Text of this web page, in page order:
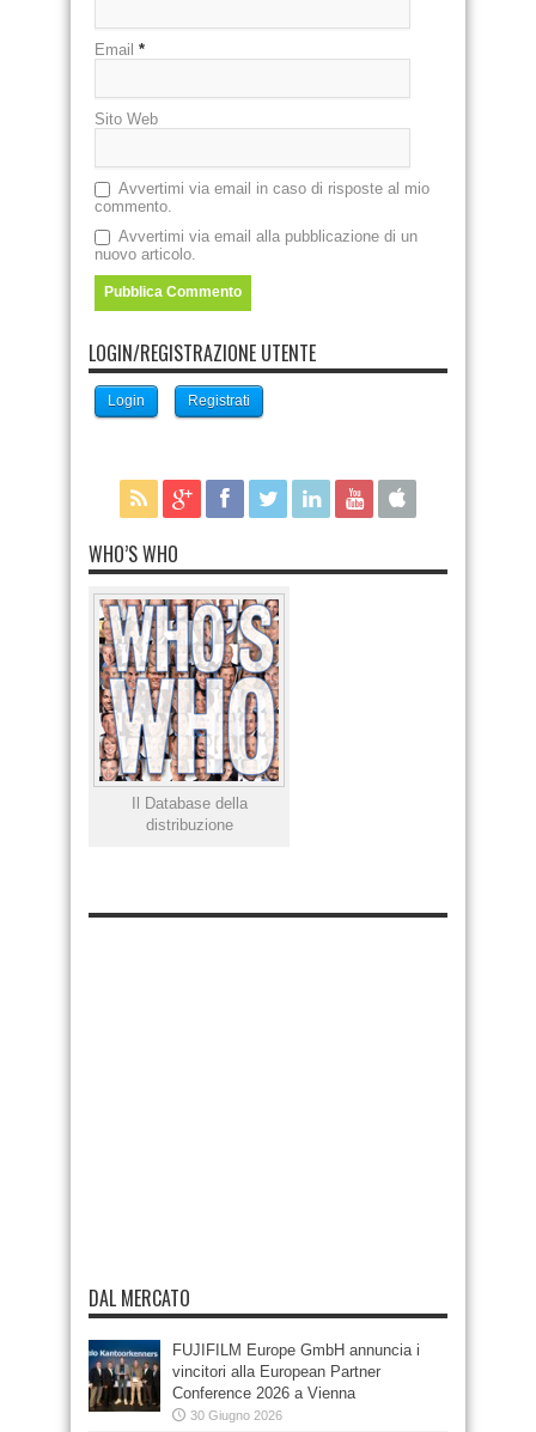
Email *
Sito Web
Avvertimi via email in caso di risposte al mio
commento.
Avvertimi via email alla pubblicazione di un
nuovo articolo.
LOGIN/REGISTRAZIONE UTENTE
Login Registrati
WHO’S WHO
Il Database della
distribuzione
DAL MERCATO
FUJIFILM Europe GmbH annuncia i
vincitori alla European Partner
Conference 2026 a Vienna
30 Giugno 2026